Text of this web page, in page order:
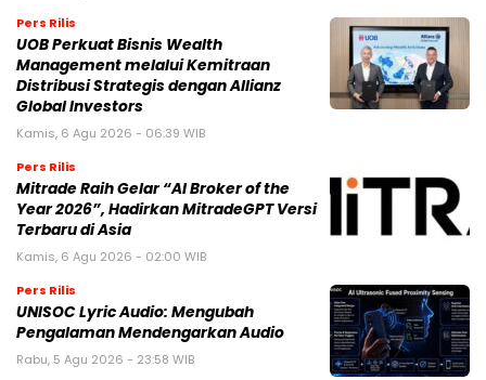
Pers Rilis
UOB Perkuat Bisnis Wealth
Management melalui Kemitraan
Distribusi Strategis dengan Allianz
Global Investors
Kamis, 6 Agu 2026 - 06:39 WIB
Pers Rilis
Mitrade Raih Gelar “AI Broker of the
Year 2026”, Hadirkan MitradeGPT Versi
Terbaru di Asia
Kamis, 6 Agu 2026 - 02:00 WIB
Pers Rilis
UNISOC Lyric Audio: Mengubah
Pengalaman Mendengarkan Audio
Rabu, 5 Agu 2026 - 23:58 WIB